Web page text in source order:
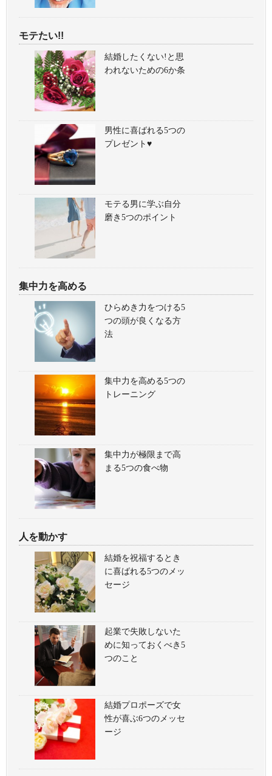
モテたい!!
結婚したくない!と思
われないための6か条
男性に喜ばれる5つの
プレゼント♥
モテる男に学ぶ自分
磨き5つのポイント
集中力を高める
ひらめき力をつける5
つの頭が良くなる方
法
集中力を高める5つの
トレーニング
集中力が極限まで高
まる5つの食べ物
人を動かす
結婚を祝福するとき
に喜ばれる5つのメッ
セージ
起業で失敗しないた
めに知っておくべき5
つのこと
結婚プロポーズで女
性が喜ぶ6つのメッセ
ージ